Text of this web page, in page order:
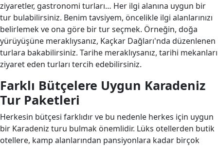
ziyaretler, gastronomi turları… Her ilgi alanına uygun bir
tur bulabilirsiniz. Benim tavsiyem, öncelikle ilgi alanlarınızı
belirlemek ve ona göre bir tur seçmek. Örneğin, doğa
yürüyüşüne meraklıysanız, Kaçkar Dağları'nda düzenlenen
turlara bakabilirsiniz. Tarihe meraklıysanız, tarihi mekanları
ziyaret eden turları tercih edebilirsiniz.
Farklı Bütçelere Uygun Karadeniz
Tur Paketleri
Herkesin bütçesi farklıdır ve bu nedenle herkes için uygun
bir Karadeniz turu bulmak önemlidir. Lüks otellerden butik
otellere, kamp alanlarından pansiyonlara kadar birçok